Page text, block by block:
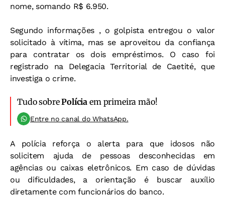
nome, somando R$ 6.950.
Segundo informações , o golpista entregou o valor
solicitado à vítima, mas se aproveitou da confiança
para contratar os dois empréstimos. O caso foi
registrado na Delegacia Territorial de Caetité, que
investiga o crime.
Tudo sobrePolícia em primeira mão!
Entre no canal do WhatsApp.
A polícia reforça o alerta para que idosos não
solicitem ajuda de pessoas desconhecidas em
agências ou caixas eletrônicos. Em caso de dúvidas
ou dificuldades, a orientação é buscar auxílio
diretamente com funcionários do banco.